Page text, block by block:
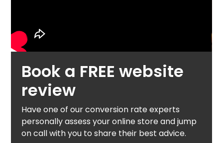
Book a FREE website
review
Have one of our conversion rate experts
personally assess your online store and jump
on call with you to share their best advice.